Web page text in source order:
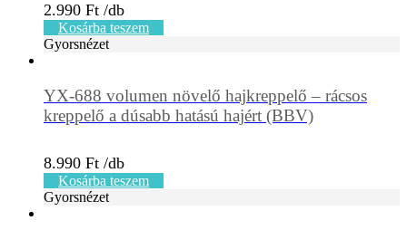
2.990 Ft
Kosárba teszem
Gyorsnézet
YX-688 volumen növelő hajkreppelő – rácsos
kreppelő a dúsabb hatású hajért (BBV)
8.990 Ft
Kosárba teszem
Gyorsnézet